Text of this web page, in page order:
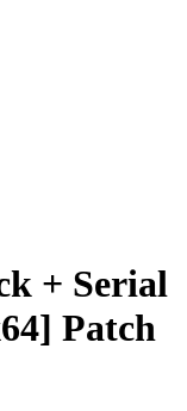
+ Serial
Patch